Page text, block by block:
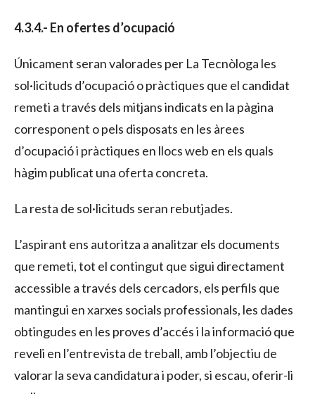
4.3.4.- En ofertes d’ocupació
Únicament seran valorades per La Tecnòloga les
sol·licituds d’ocupació o pràctiques que el candidat
remeti a través dels mitjans indicats en la pàgina
corresponent o pels disposats en les àrees
d’ocupació i pràctiques en llocs web en els quals
hàgim publicat una oferta concreta.
La resta de sol·licituds seran rebutjades.
L’aspirant ens autoritza a analitzar els documents
que remeti, tot el contingut que sigui directament
accessible a través dels cercadors, els perfils que
mantingui en xarxes socials professionals, les dades
obtingudes en les proves d’accés i la informació que
reveli en l’entrevista de treball, amb l’objectiu de
valorar la seva candidatura i poder, si escau, oferir-li